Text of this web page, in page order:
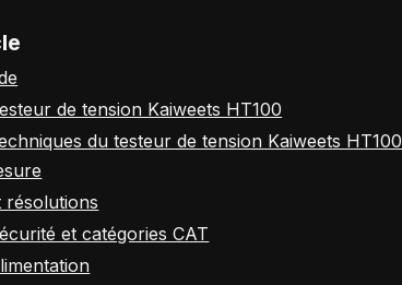
de tension Kaiweets HT100
du testeur de tension Kaiweets HT100
résolutions
et catégories CAT